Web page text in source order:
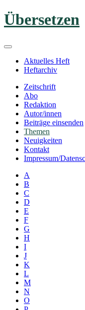
Zum
Inhalt
Übersetzen
Aktuelles Heft
Heftarchiv
Zeitschrift
Abo
Redaktion
Autor/innen
Beiträge einsenden
Themen
Neuigkeiten
Kontakt
Impressum/
A
B
C
D
E
F
G
H
I
J
K
L
M
N
O